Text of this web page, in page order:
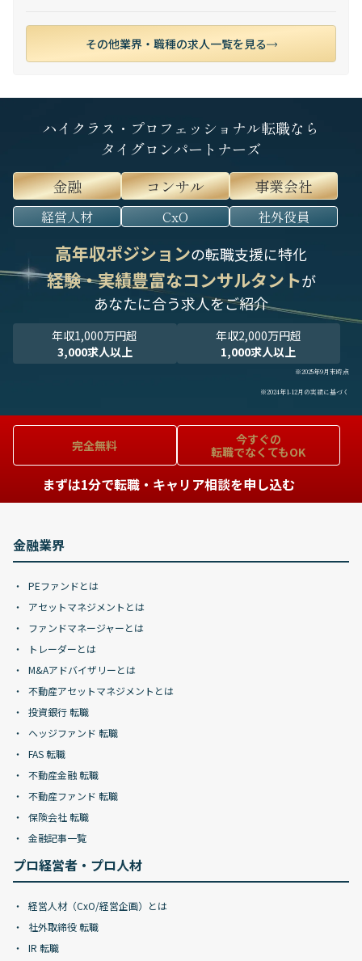
その他業界・職種の求人一覧を見る
ハイクラス・プロフェッショナル転職なら
タイグロンパートナーズ
金融
コンサル 事業会社
経営人材 CxO 社外役員
高年収ポジションの転職支援に特化
経験・実績豊富なコンサルタントが
あなたに合う求人をご紹介
年収1,000万円超
3,000求人以上
年収2,000万円超
1,000求人以上
※2025年9月末時点
※2024年1-12月の実績に基づく
完全無料
今すぐの
転職でなくてもOK
まずは1分で転職・キャリア相談を申し込む
金融業界
PEファンドとは
アセットマネジメントとは
ファンドマネージャーとは
トレーダーとは
M&Aアドバイザリーとは
不動産アセットマネジメントとは
投資銀行 転職
ヘッジファンド 転職
FAS 転職
不動産金融 転職
不動産ファンド 転職
保険会社 転職
金融記事一覧
プロ経営者・プロ人材
経営人材（CxO/経営企画）とは
社外取締役 転職
IR 転職